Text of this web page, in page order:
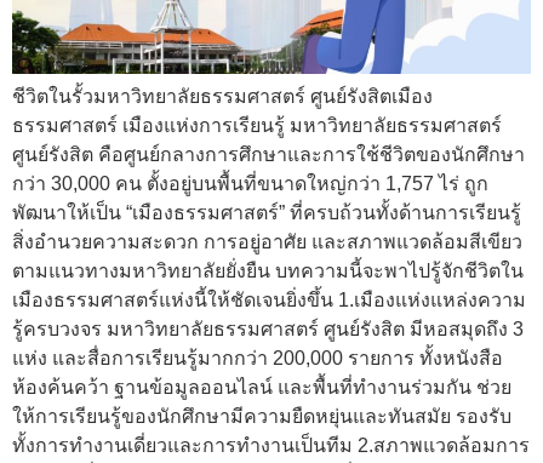
ชีวิตในรั้วมหาวิทยาลัยธรรมศาสตร์ ศูนย์รังสิตเมือง
ธรรมศาสตร์ เมืองแห่งการเรียนรู้ มหาวิทยาลัยธรรมศาสตร์
ศูนย์รังสิต คือศูนย์กลางการศึกษาและการใช้ชีวิตของนักศึกษา
กว่า 30,000 คน ตั้งอยู่บนพื้นที่ขนาดใหญ่กว่า 1,757 ไร่ ถูก
พัฒนาให้เป็น “เมืองธรรมศาสตร์” ที่ครบถ้วนทั้งด้านการเรียนรู้
สิ่งอำนวยความสะดวก การอยู่อาศัย และสภาพแวดล้อมสีเขียว
ตามแนวทางมหาวิทยาลัยยั่งยืน บทความนี้จะพาไปรู้จักชีวิตใน
เมืองธรรมศาสตร์แห่งนี้ให้ชัดเจนยิ่งขึ้น 1.เมืองแห่งแหล่งความ
รู้ครบวงจร มหาวิทยาลัยธรรมศาสตร์ ศูนย์รังสิต มีหอสมุดถึง 3
แห่ง และสื่อการเรียนรู้มากกว่า 200,000 รายการ ทั้งหนังสือ
ห้องค้นคว้า ฐานข้อมูลออนไลน์ และพื้นที่ทำงานร่วมกัน ช่วย
ให้การเรียนรู้ของนักศึกษามีความยืดหยุ่นและทันสมัย รองรับ
ทั้งการทำงานเดี่ยวและการทำงานเป็นทีม 2.สภาพแวดล้อมการ